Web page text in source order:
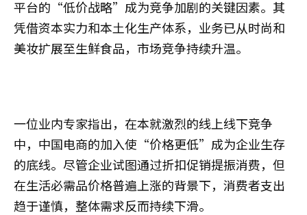
平台的“低价战略”成为竞争加剧的关键因素。其
凭借资本实力和本土化生产体系，业务已从时尚和
美妆扩展至生鲜食品，市场竞争持续升温。
一位业内专家指出，在本就激烈的线上线下竞争
中，中国电商的加入使“价格更低”成为企业生存
的底线。尽管企业试图通过折扣促销提振消费，但
在生活必需品价格普遍上涨的背景下，消费者支出
趋于谨慎，整体需求反而持续下滑。